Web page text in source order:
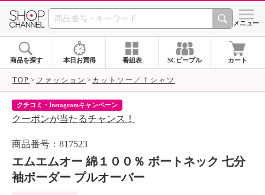
SHOP CHANNEL シメニュー
商品を探す 本日お買得 番組表 SCピープル カート
TOP ファッション カットソー／Ｔシャツ
クチコミ・Instagramキャンペーン
クーポンが当たるチャンス！
商品番号：817523
エムエムオー 綿１００％ ボートネック 七分
袖ボーダー プルオーバー